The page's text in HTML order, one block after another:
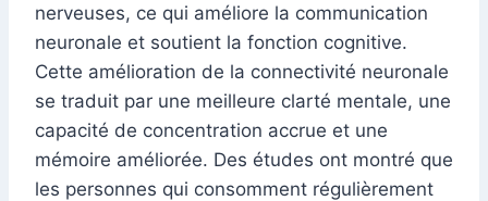
nerveuses, ce qui améliore la communication
neuronale et soutient la fonction cognitive.
Cette amélioration de la connectivité neuronale
se traduit par une meilleure clarté mentale, une
capacité de concentration accrue et une
mémoire améliorée. Des études ont montré que
les personnes qui consomment régulièrement